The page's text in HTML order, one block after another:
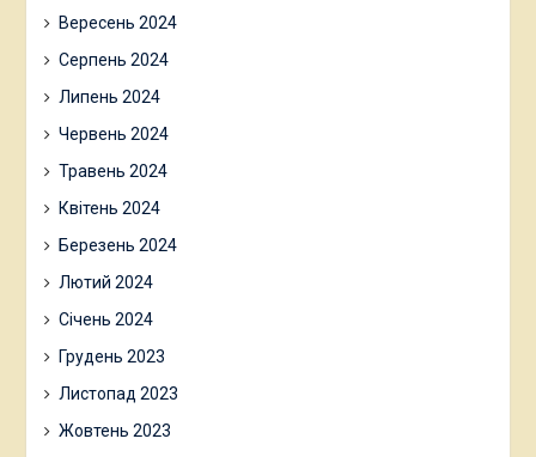
Вересень 2024
Серпень 2024
Липень 2024
Червень 2024
Травень 2024
Квітень 2024
Березень 2024
Лютий 2024
Січень 2024
Грудень 2023
Листопад 2023
Жовтень 2023